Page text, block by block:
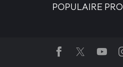
POPULAIRE